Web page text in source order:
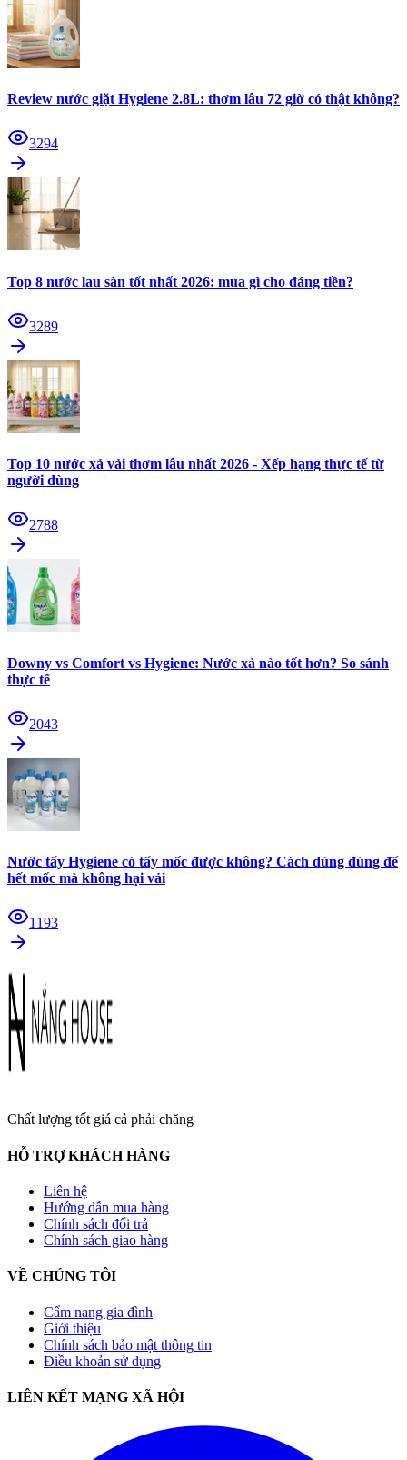
Review nước giặt Hygiene 2.8L: thơm lâu 72 giờ có thật không?
3294
Top 8 nước lau sàn tốt nhất 2026: mua gì cho đáng tiền?
3289
Top 10 nước xả vải thơm lâu nhất 2026 - Xếp hạng thực tế từ
người dùng
2788
Downy vs Comfort vs Hygiene: Nước xả nào tốt hơn? So sánh
thực tế
2043
Nước tẩy Hygiene có tẩy mốc được không? Cách dùng đúng để
hết mốc mà không hại vải
1193
Chất lượng tốt giá cả phải chăng
HỖ TRỢ KHÁCH HÀNG
Liên hệ
Hướng dẫn mua hàng
Chính sách đổi trả
Chính sách giao hàng
VỀ CHÚNG TÔI
Cẩm nang gia đình
Giới thiệu
Chính sách bảo mật thông tin
Điều khoản sử dụng
LIÊN KẾT MẠNG XÃ HỘI